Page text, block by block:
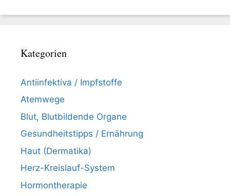
Kategorien
Antiinfektiva / Impfstoffe
Atemwege
Blut, Blutbildende Organe
Gesundheitstipps / Ernährung
Haut (Dermatika)
Herz-Kreislauf-System
Hormontherapie